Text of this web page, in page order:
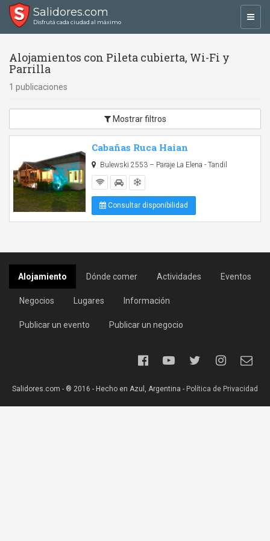
Salidores.com
Disfrutá cada ciudad al máximo
Alojamientos con Pileta cubierta, Wi-Fi y
Parrilla
1 publicaciones
Mostrar filtros
Cabañas Ruca Haian
Bulewski 2553 – Paraje La Elena - Tandil
Consultar disponibilidad
Alojamiento Dónde comer Actividades Eventos
Negocios Lugares Información
Publicar un evento Publicar un negocio
Salidores.com - ® 2016 - Hecho en Azul, Argentina - Política de Privacidad